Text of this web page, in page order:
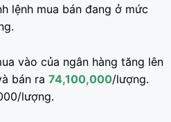
lệnh mua bán đang ở mức
vào của ngân hàng tăng lên
bán ra 74,100,000/lượng.
lượng.